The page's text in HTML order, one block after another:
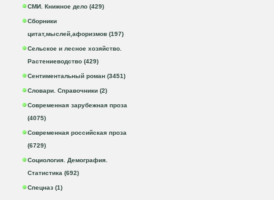
СМИ. Книжное дело (429)
Сборники
цитат,мыслей,афоризмов (197)
Сельское и лесное хозяйство.
Растениеводство (429)
Сентиментальный роман (3451)
Словари. Справочники (2)
Современная зарубежная проза
(4075)
Современная российская проза
(6729)
Социология. Демография.
Статистика (692)
Спецназ (1)